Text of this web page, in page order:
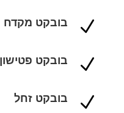
N בובקט מקדח
N בובקט פטישון
N בובקט זחל